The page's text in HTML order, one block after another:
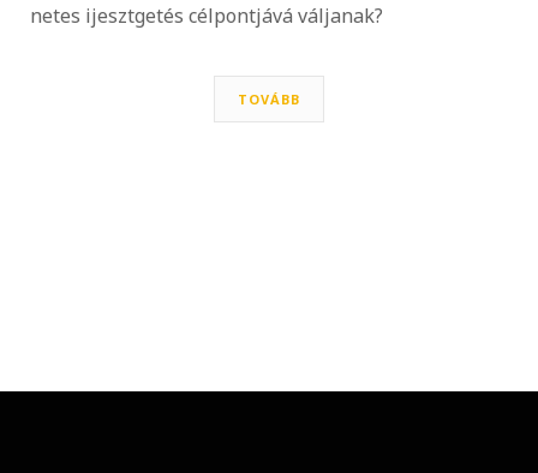
netes ijesztgetés célpontjává váljanak?
TOVÁBB